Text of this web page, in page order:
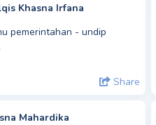
Khasna Irfana
pemerintahan - undip
Share
Mahardika